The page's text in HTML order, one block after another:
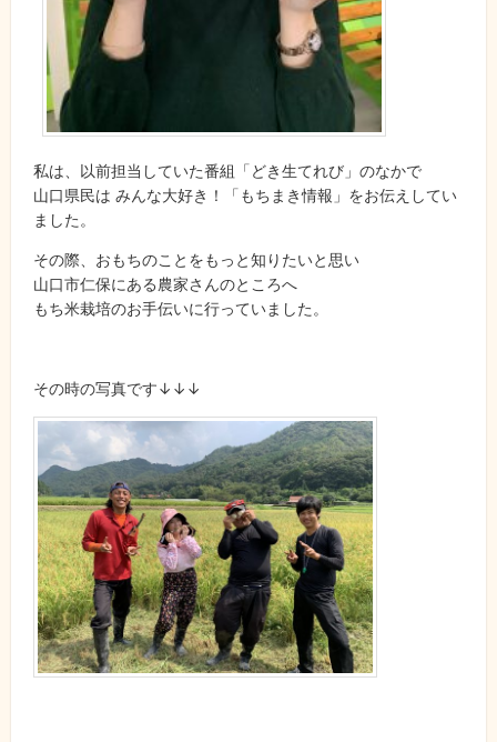
私は、以前担当していた番組「どき生てれび」のなかで
山口県民は みんな大好き！「もちまき情報」をお伝えしてい
ました。
その際、おもちのことをもっと知りたいと思い
山口市仁保にある農家さんのところへ
もち米栽培のお手伝いに行っていました。
その時の写真です↓↓↓